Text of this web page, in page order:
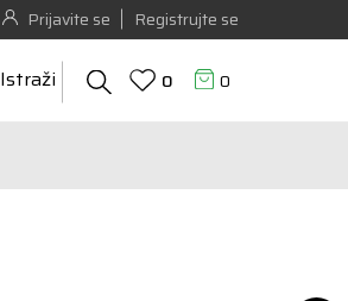
Prijavite se Registrujte se
Istraži 0 0